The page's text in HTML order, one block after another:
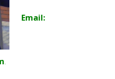
Email:
.